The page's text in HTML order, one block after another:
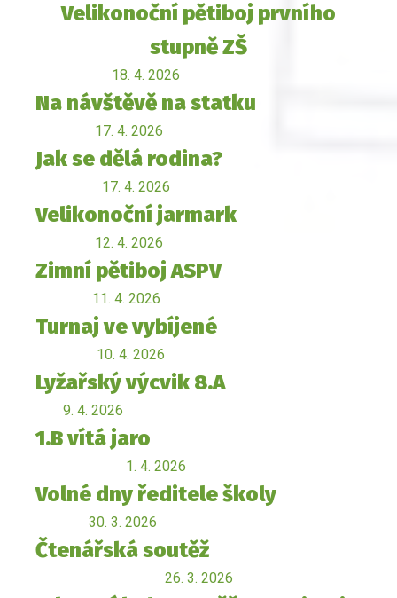
Velikonoční pětiboj prvního
stupně ZŠ
18. 4. 2026
Na návštěvě na statku
17. 4. 2026
Jak se dělá rodina?
17. 4. 2026
Velikonoční jarmark
12. 4. 2026
Zimní pětiboj ASPV
11. 4. 2026
Turnaj ve vybíjené
10. 4. 2026
Lyžařský výcvik 8.A
9. 4. 2026
1.B vítá jaro
1. 4. 2026
Volné dny ředitele školy
30. 3. 2026
Čtenářská soutěž
26. 3. 2026